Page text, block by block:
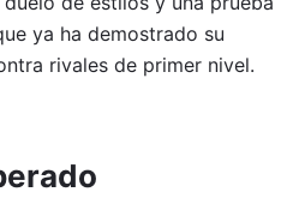
ya ha demostrado su
rivales de primer nivel.